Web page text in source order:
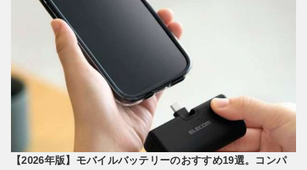
【2026年版】モバイルバッテリーのおすすめ19選。コンパ